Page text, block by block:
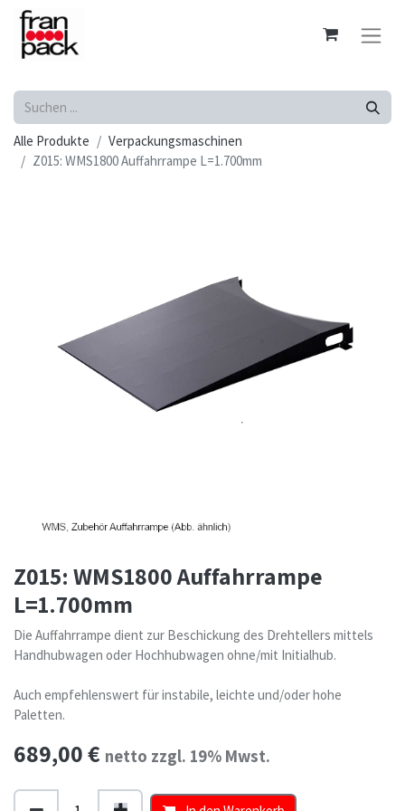
Alle Produkte
Verpackungsmaschinen
Z015: WMS1800 Auffahrrampe L=1.700mm
Z015: WMS1800 Auffahrrampe
L=1.700mm
Die Auffahrrampe dient zur Beschickung des Drehtellers mittels
Handhubwagen oder Hochhubwagen ohne/mit Initialhub.
Auch empfehlenswert für instabile, leichte und/oder hohe
Paletten.
689,00€ netto zzgl. 19% Mwst.